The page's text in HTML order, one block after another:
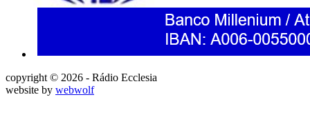
copyright © 2026 - Rádio Ecclesia
website by webwolf